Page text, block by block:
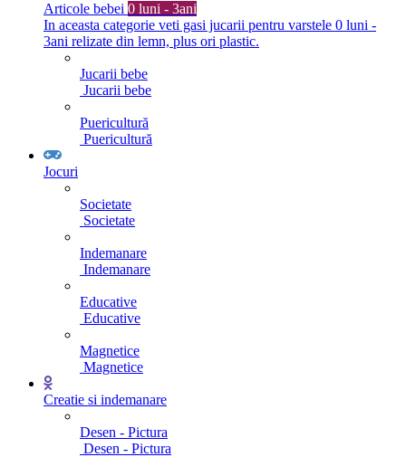
Articole bebei 0 luni - 3ani
In aceasta categorie veti gasi jucarii pentru varstele 0 luni -
3ani relizate din lemn, plus ori plastic.
Jucarii bebe
Jucarii bebe
Puericultură
Puericultură
Jocuri
Societate
Societate
Indemanare
Indemanare
Educative
Educative
Magnetice
Magnetice
Creatie si indemanare
Desen - Pictura
Desen - Pictura